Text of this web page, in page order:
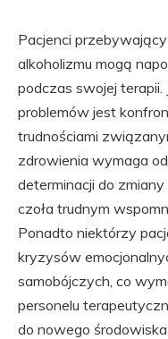
Pacjenci
alkoholizmu mogą
podczas swojej
problemów jest
trudnościami
zdrowienia wymaga
determinacji do
czoła trudnym
Ponadto niektórzy
kryzysów
samobójczych, co
personelu
do nowego